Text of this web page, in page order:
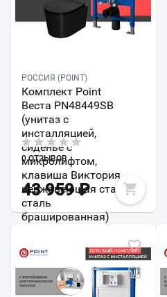
РОССИЯ (POINT)
Комплект Point
Веста PN48449SB
(унитаз с
инсталляцией,
сиденье с
микролифтом,
клавиша Виктория,
нержавеющая сталь,
сталь
брашированная)
0 ОТЗЫВОВ
43 959₽